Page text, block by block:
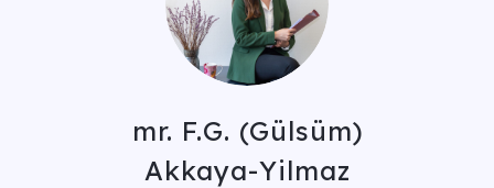
mr. F.G. (Gülsüm)
Akkaya-Yilmaz